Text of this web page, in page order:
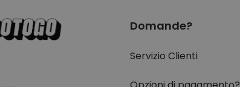
Domande?
Servizio Clienti